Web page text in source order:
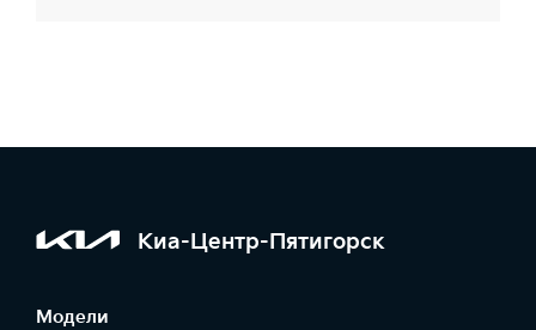
Киа-Центр-Пятигорск
Модели